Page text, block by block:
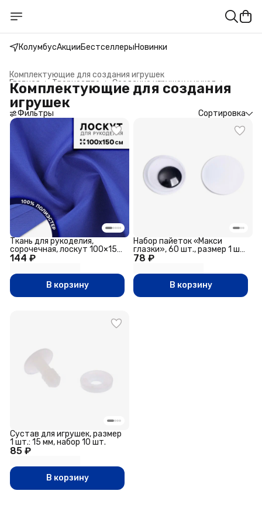
КолумбусАкцииБестселлерыНовинки
Комплектующие для создания игрушек
Создание игрушек и кукол ›
Творчество ›
Главная ›
Комплектующие для создания
игрушек
Фильтры Сортировка
144 ₽
Ткань для рукоделия,
сорочечная, лоскут 100×150
см, синяя
В корзину
78 ₽
Набор пайеток «Макси
глазки», 60 шт., размер 1 шт.
— 1.2 см
В корзину
85 ₽
Сустав для игрушек, размер
1 шт.: 15 мм, набор 10 шт.
В корзину